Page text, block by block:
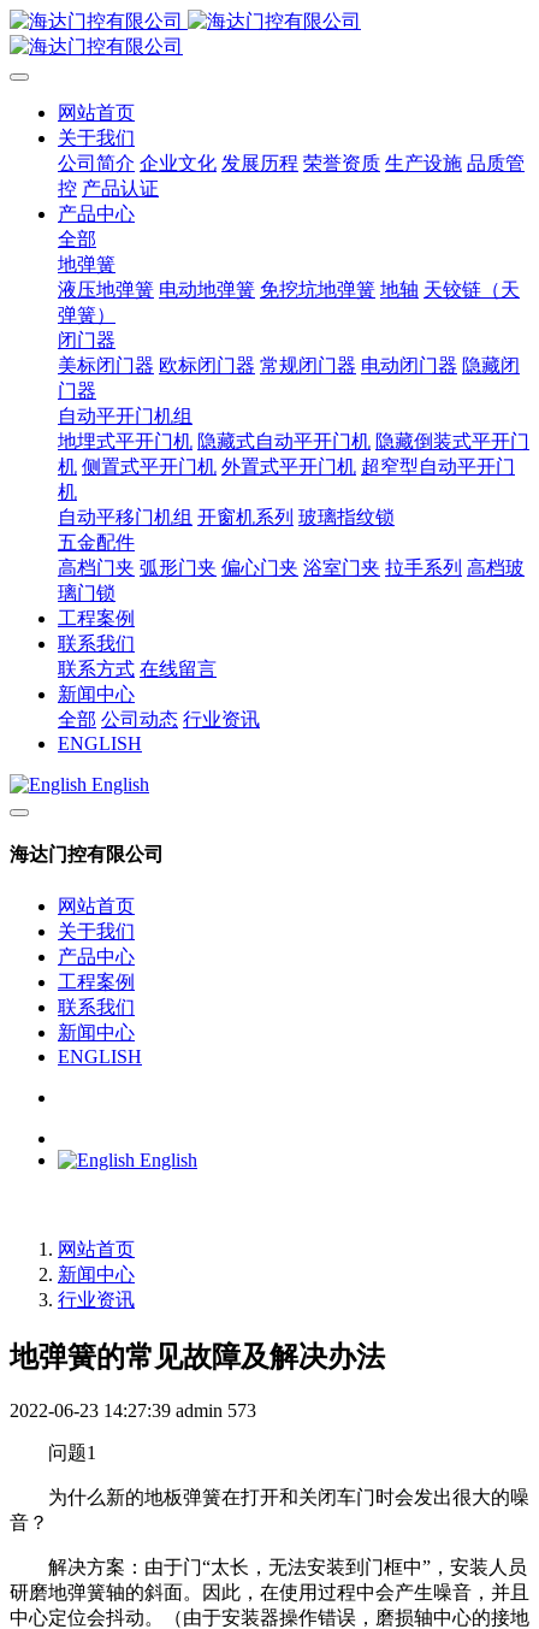
网站首页
关于我们
公司简介 企业文化 发展历程 荣誉资质 生产设施 品质管
控 产品认证
产品中心
全部
地弹簧
液压地弹簧 电动地弹簧 免挖坑地弹簧 地轴 天铰链（天
弹簧）
闭门器
美标闭门器 欧标闭门器 常规闭门器 电动闭门器 隐藏闭
门器
自动平开门机组
地埋式平开门机 隐藏式自动平开门机 隐藏倒装式平开门
机 侧置式平开门机 外置式平开门机 超窄型自动平开门
机
自动平移门机组 开窗机系列 玻璃指纹锁
五金配件
高档门夹 弧形门夹 偏心门夹 浴室门夹 拉手系列 高档玻
璃门锁
工程案例
联系我们
联系方式 在线留言
新闻中心
全部 公司动态 行业资讯
ENGLISH
English
海达门控有限公司
网站首页
关于我们
产品中心
工程案例
联系我们
新闻中心
ENGLISH
English
网站首页
新闻中心
行业资讯
地弹簧的常见故障及解决办法
2022-06-23 14:27:39 admin 573
问题1
为什么新的地板弹簧在打开和关闭车门时会发出很大的噪
音？
解决方案：由于门“太长，无法安装到门框中”，安装人员
研磨地弹簧轴的斜面。因此，在使用过程中会产生噪音，并且
中心定位会抖动。（由于安装器操作错误，磨损轴中心的接地